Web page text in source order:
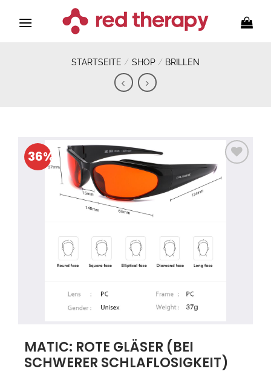
Inhalt
STARTSEITE / SHOP / BRILLEN
Zur
Wunschliste
MATIC: ROTE GLÄSER (BEI
SCHWERER SCHLAFLOSIGKEIT)